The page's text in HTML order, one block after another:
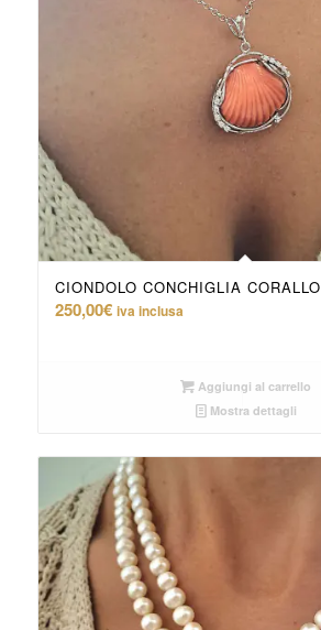
CIONDOLO CONCHIGLIA CORALLO
250,00€ iva inclusa
Aggiungi al carrello
Mostra dettagli